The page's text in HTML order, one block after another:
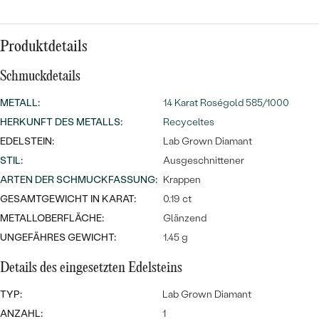
Wave Kollektion
ANSEHEN
NACH DER FORM
MASSGEFERTIGTER
Ohrrinnge
ANSEHEN
Personalisierte
Halsketten
ANSEHEN
Meistverkaufte
Ringe
ANSEHEN
Produktdetails
Schmuckdetails
METALL:
14 Karat Roségold 585/1000
HERKUNFT DES METALLS:
Recyceltes
EDELSTEIN:
Lab Grown Diamant
STIL:
Ausgeschnittener
ARTEN DER SCHMUCKFASSUNG: Krappen
GESAMTGEWICHT IN KARAT:
0.19 ct
METALLOBERFLÄCHE:
Glänzend
UNGEFÄHRES GEWICHT:
1.45 g
Details des eingesetzten Edelsteins
TYP:
Lab Grown Diamant
ANZAHL:
1